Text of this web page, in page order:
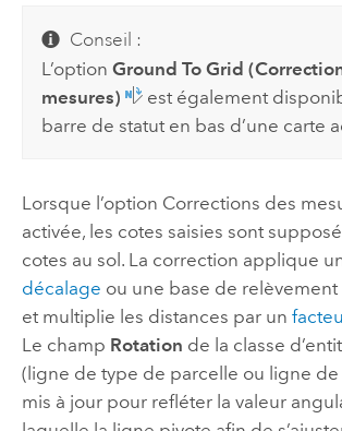
Conseil :
L’optionGround To Grid
mesures)
est également
barre de statut en bas d’une carte
Lorsque l’option Corrections des
activée, les cotes saisies sont
cotes au sol. La correction applique
décalage ou une base de
et multiplie les distances par un
Le champ Rotation de la classe
(ligne de type de parcelle ou ligne
mis à jour pour refléter la valeur